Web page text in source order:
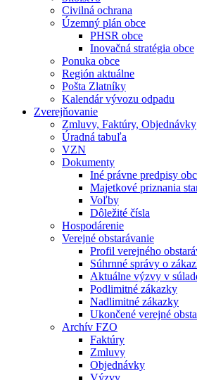
Civilná ochrana
Územný plán obce
PHSR obce
Inovačná stratégia obce
Ponuka obce
Región aktuálne
Pošta Zlatníky
Kalendár vývozu odpadu
Zverejňovanie
Zmluvy, Faktúry, Objednávky
Úradná tabuľa
VZN
Dokumenty
Iné právne predpisy
Majetkové priznania
Voľby
Dôležité čísla
Hospodárenie
Verejné obstarávanie
Profil verejného
Súhrnné správy o
Aktuálne výzvy v
Podlimitné zákazky
Nadlimitné zákazky
Ukončené verejné
Archív FZO
Faktúry
Zmluvy
Objednávky
Výzvy